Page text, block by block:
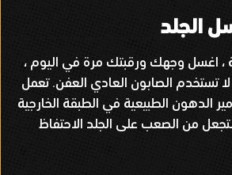
الجلد
، اغسل وجهك ورقبتك مرة في اليوم ،
لا تستخدم الصابون العادي العفن.تعمل
الدهون الطبيعية في الطبقة الخارجية
من الصعب على الجلد الاحتفاظ